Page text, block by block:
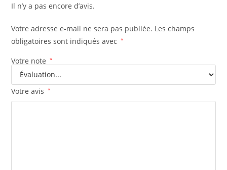
Il n’y a pas encore d’avis.
Votre adresse e-mail ne sera pas publiée. Les champs
obligatoires sont indiqués avec
*
Votre note *
Votre avis *